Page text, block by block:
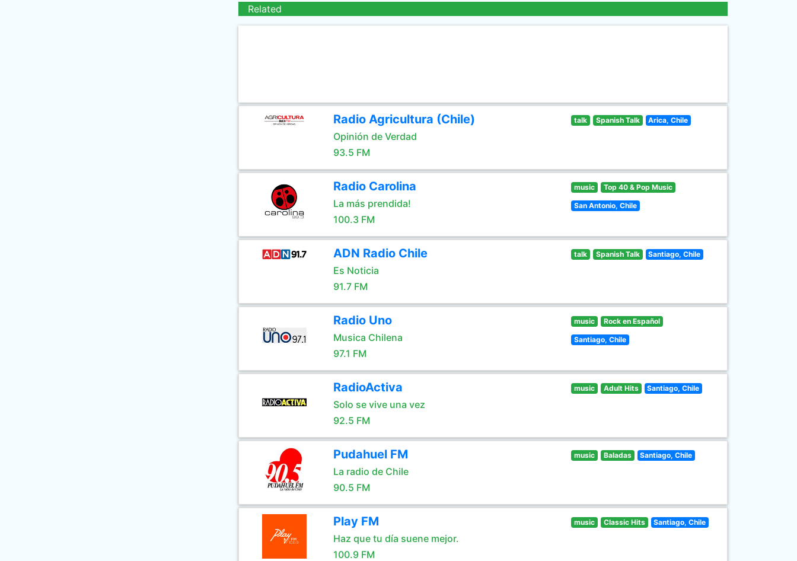
Related
Radio Agricultura (Chile)
Opinión de Verdad
93.5 FM
talk Spanish Talk Arica, Chile
Radio Carolina
La más prendida!
100.3 FM
music Top 40 & Pop Music
San Antonio, Chile
ADN Radio Chile
Es Noticia
91.7 FM
talk Spanish Talk Santiago, Chile
Radio Uno
Musica Chilena
97.1 FM
music Rock en Español
Santiago, Chile
RadioActiva
Solo se vive una vez
92.5 FM
music Adult Hits Santiago, Chile
Pudahuel FM
La radio de Chile
90.5 FM
music Baladas Santiago, Chile
Play FM
Haz que tu día suene mejor.
100.9 FM
music Classic Hits Santiago, Chile